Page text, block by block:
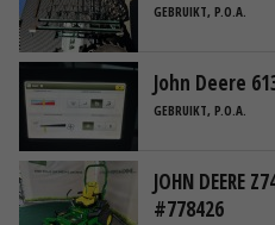
GEBRUIKT, P.O.A.
John Deere
GEBRUIKT, P.O.A.
JOHN DEERE
#778426